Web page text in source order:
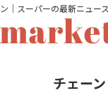
│スーパーの最新ニュース
チェーン